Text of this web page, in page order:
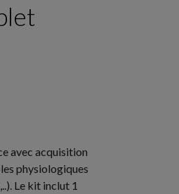
avec acquisition
physiologiques
Le kit inclut 1